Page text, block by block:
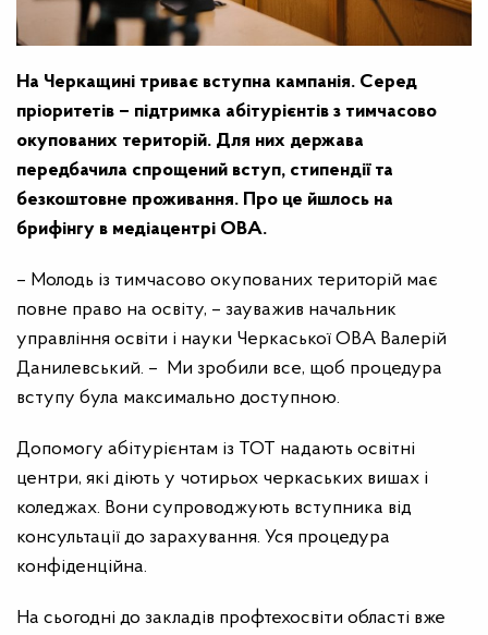
На Черкащині триває вступна кампанія. Серед
пріоритетів – підтримка абітурієнтів з тимчасово
окупованих територій. Для них держава
передбачила спрощений вступ, стипендії та
безкоштовне проживання. Про це йшлось на
брифінгу в медіацентрі ОВА.
– Молодь із тимчасово окупованих територій має
повне право на освіту, – зауважив начальник
управління освіти і науки Черкаської ОВА Валерій
Данилевський. – Ми зробили все, щоб процедура
вступу була максимально доступною.
Допомогу абітурієнтам із ТОТ надають освітні
центри, які діють у чотирьох черкаських вишах і
коледжах. Вони супроводжують вступника від
консультації до зарахування. Уся процедура
конфіденційна.
На сьогодні до закладів профтехосвіти області вже